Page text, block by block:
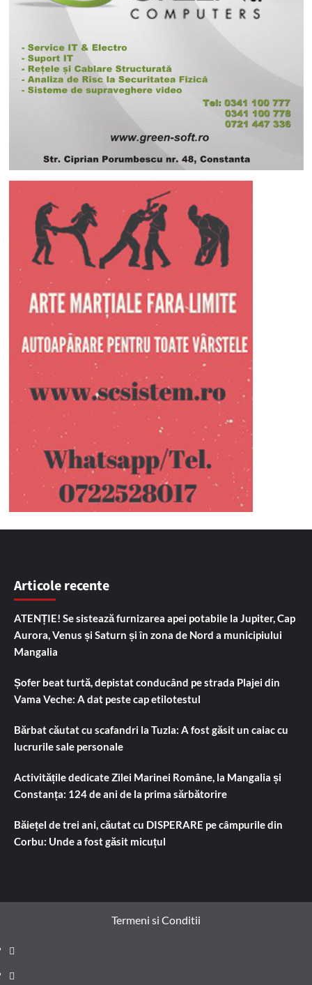
Articole recente
ATENȚIE! Se sistează furnizarea apei potabile la Jupiter, Cap
Aurora, Venus și Saturn și în zona de Nord a municipiului
Mangalia
Șofer beat turtă, depistat conducând pe strada Plajei din
Vama Veche: A dat peste cap etilotestul
Bărbat căutat cu scafandri la Tuzla: A fost găsit un caiac cu
lucrurile sale personale
Activitățile dedicate Zilei Marinei Române, la Mangalia și
Constanța: 124 de ani de la prima sărbătorire
Băiețel de trei ani, căutat cu DISPERARE pe câmpurile din
Corbu: Unde a fost găsit micuțul
Termeni si Conditii
Prima
pagină
Știri